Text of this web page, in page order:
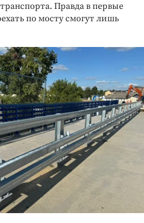
Правда в первые
по мосту смогут лишь